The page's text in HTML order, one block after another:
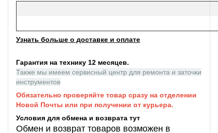
Узнать больше о доставке и оплате
Гарантия на технику 12 месяцев.
Также мы имеем сервисный центр для ремонта и заточки
инструментов
Обязательно проверяйте товар сразу на отделении
Новой Почты или при получении от курьера.
Условия для обмена и возврата тут
Обмен и возврат товаров возможен в